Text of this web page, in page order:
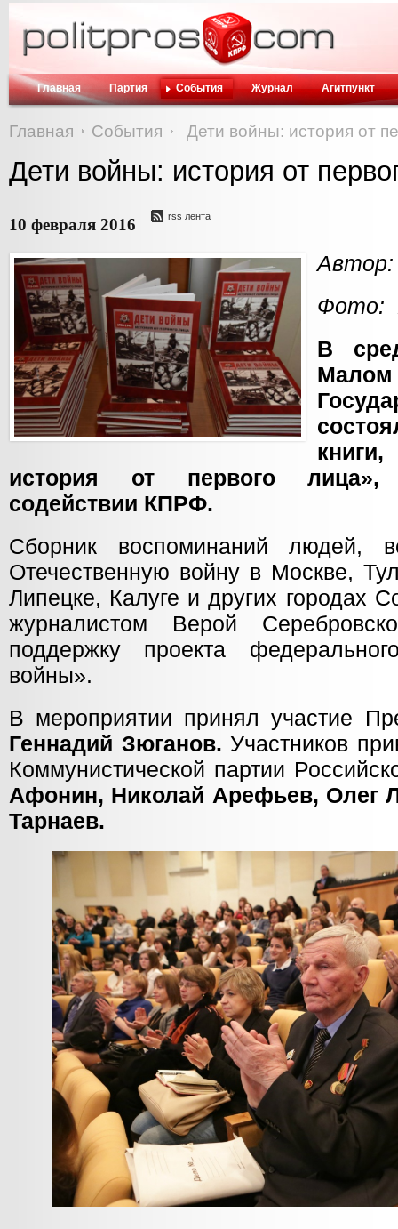
Главная Партия События Журнал Агитпункт
Главная События Дети войны: история от
Дети войны: история от
10 февраля 2016 rss лента
Автор:
Фото:
В
история от первого
содействии КПРФ.
Сборник воспоминаний людей,
Отечественную войну в Москве,
Липецке, Калуге и других городах
журналистом Верой
поддержку проекта
войны».
В мероприятии принял участие
Геннадий Зюганов. Участников
Коммунистической партии
Афонин, Николай Арефьев, Олег
Тарнаев.